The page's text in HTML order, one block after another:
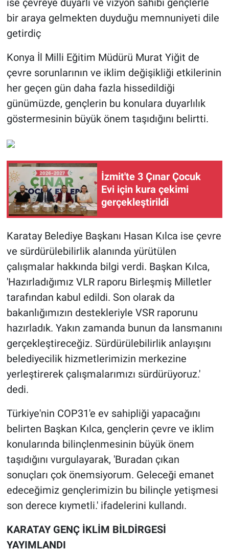
ise çevreye duyarlı ve vizyon sahibi gençlerle
bir araya gelmekten duyduğu memnuniyeti dile
getirdiç
Konya İl Milli Eğitim Müdürü Murat Yiğit de
çevre sorunlarının ve iklim değişikliği etkilerinin
her geçen gün daha fazla hissedildiği
günümüzde, gençlerin bu konulara duyarlılık
göstermesinin büyük önem taşıdığını belirtti.
İzmit'te 3 Çınar Çocuk
Evi için kura çekimi
gerçekleştirildi
Karatay Belediye Başkanı Hasan Kılca ise çevre
ve sürdürülebilirlik alanında yürütülen
çalışmalar hakkında bilgi verdi. Başkan Kılca,
'Hazırladığımız VLR raporu Birleşmiş Milletler
tarafından kabul edildi. Son olarak da
bakanlığımızın destekleriyle VSR raporunu
hazırladık. Yakın zamanda bunun da lansmanını
gerçekleştireceğiz. Sürdürülebilirlik anlayışını
belediyecilik hizmetlerimizin merkezine
yerleştirerek çalışmalarımızı sürdürüyoruz.'
dedi.
Türkiye'nin COP31'e ev sahipliği yapacağını
belirten Başkan Kılca, gençlerin çevre ve iklim
konularında bilinçlenmesinin büyük önem
taşıdığını vurgulayarak, 'Buradan çıkan
sonuçları çok önemsiyorum. Geleceği emanet
edeceğimiz gençlerimizin bu bilinçle yetişmesi
son derece kıymetli.' ifadelerini kullandı.
KARATAY GENÇ İKLİM BİLDİRGESİ
YAYIMLANDI